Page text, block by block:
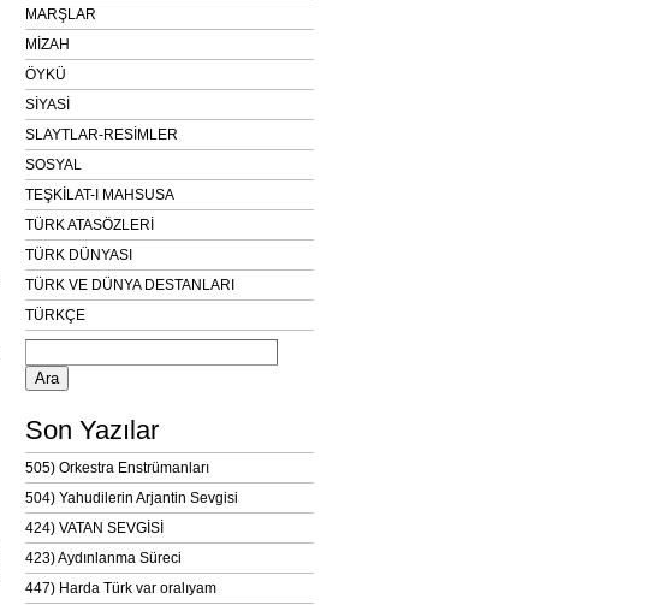
MARŞLAR
MİZAH
ÖYKÜ
SİYASİ
SLAYTLAR-RESİMLER
SOSYAL
TEŞKİLAT-I MAHSUSA
TÜRK ATASÖZLERİ
TÜRK DÜNYASI
TÜRK VE DÜNYA DESTANLARI
TÜRKÇE
Arama:
Son Yazılar
505) Orkestra Enstrümanları
504) Yahudilerin Arjantin Sevgisi
424) VATAN SEVGİSİ
423) Aydınlanma Süreci
447) Harda Türk var oralıyam